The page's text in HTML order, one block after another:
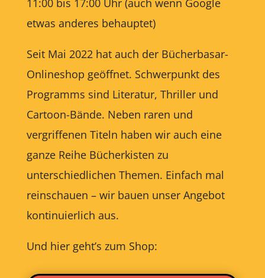
etwas anderes behauptet)
Seit Mai 2022 hat auch der Bücherbasar-
Onlineshop geöffnet. Schwerpunkt des
Programms sind Literatur, Thriller und
Cartoon-Bände. Neben raren und
vergriffenen Titeln haben wir auch eine
ganze Reihe Bücherkisten zu
unterschiedlichen Themen. Einfach mal
reinschauen – wir bauen unser Angebot
kontinuierlich aus.
Und hier geht’s zum Shop: